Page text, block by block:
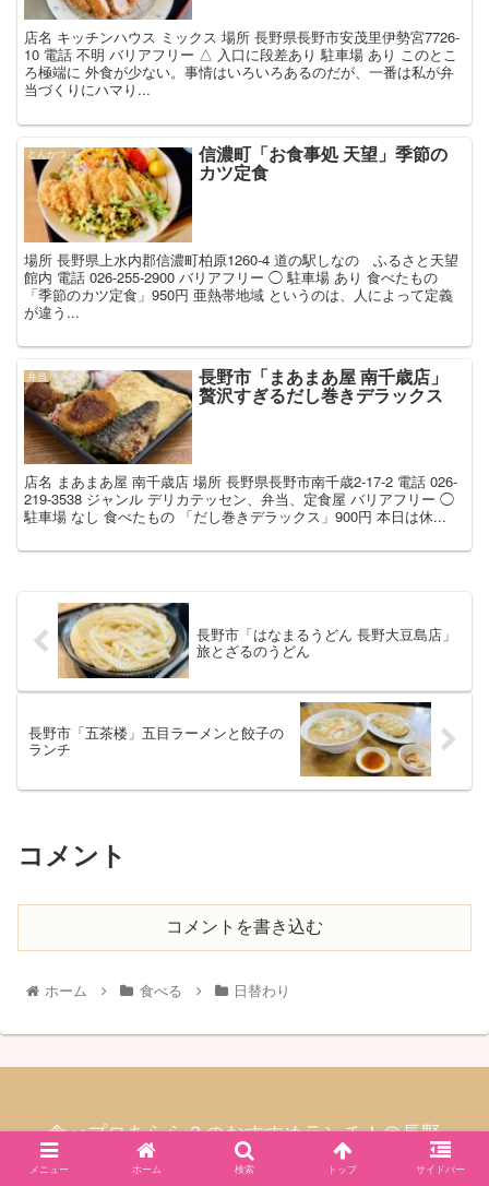
店名 キッチンハウス ミックス 場所 長野県長野市安茂里伊勢宮7726-
10 電話 不明 バリアフリー △ 入口に段差あり 駐車場 あり このとこ
ろ極端に 外食が少ない。事情はいろいろあるのだが、一番は私が弁
当づくりにハマり...
とんかつ 信濃町「お食事処 天望」季節の
カツ定食
場所 長野県上水内郡信濃町柏原1260-4 道の駅しなの ふるさと天望
館内 電話 026-255-2900 バリアフリー ◯ 駐車場 あり 食べたもの
「季節のカツ定食」950円 亜熱帯地域 というのは、人によって定義
が違う...
弁当 長野市「まあまあ屋 南千歳店」
贅沢すぎるだし巻きデラックス
店名 まあまあ屋 南千歳店 場所 長野県長野市南千歳2-17-2 電話 026-
219-3538 ジャンル デリカテッセン、弁当、定食屋 バリアフリー ◯
駐車場 なし 食べたもの 「だし巻きデラックス」900円 本日は休...
長野市「はなまるうどん 長野大豆島店」
旅とざるのうどん
長野市「五茶楼」五目ラーメンと餃子の
ランチ
コメント
コメントを書き込む
ホーム 食べる 日替わり
食べプロあらら？のおすすめランチ！＠長野
© 2020 食べプロあらら？のおすすめランチ！＠長野.
メニュー ホーム 検索 トップ サイドバー